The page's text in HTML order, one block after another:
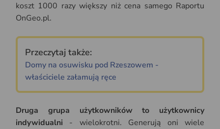
koszt 1000 razy większy niż cena samego Raportu
OnGeo.pl.
Przeczytaj także:
Domy na osuwisku pod Rzeszowem -
właściciele załamują ręce
Druga grupa użytkowników to użytkownicy
indywidualni - wielokrotni. Generują oni wiele